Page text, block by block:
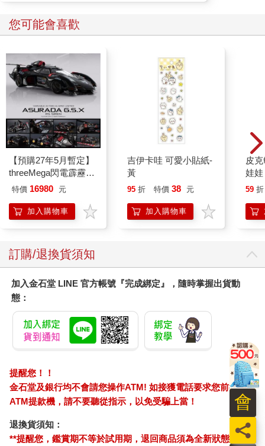
您可能會喜歡
【預購27年5月暫定】
threeMega閃電霹靂車
VA Hi-SPEC UNITED
SIREN 黑色限定
特價 16980 元
加入購物車
吉伊卡哇 可愛小貼紙-
黃
95 折 特價 38 元
加入購物車
皮
娃
子
易
59 折
訂購/退換貨須知
加入金石堂 LINE 官方帳號『完成綁定』，隨時掌握出貨動
態：
提醒您！！
金石堂及銀行均不會請您操作ATM! 如接獲電話要求您前往
ATM提款機，請不要聽從指示，以免受騙上當！
退換貨須知：
**提醒您，鑑賞期不等於試用期，退回商品須為全新狀態** 員
會